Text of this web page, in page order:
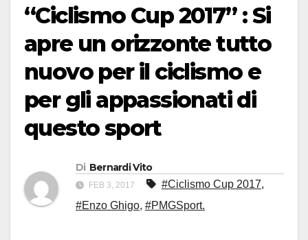
“Ciclismo Cup 2017” : Si
apre un orizzonte tutto
nuovo per il ciclismo e
per gli appassionati di
questo sport
Di Bernardi Vito
FEB 3, 2017 #Ciclismo Cup 2017,
#Enzo Ghigo, #PMGSport.